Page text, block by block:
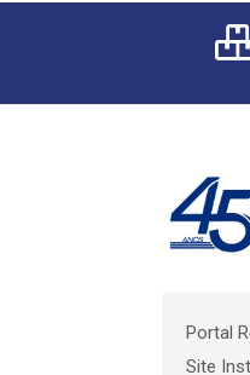
Portal
Site